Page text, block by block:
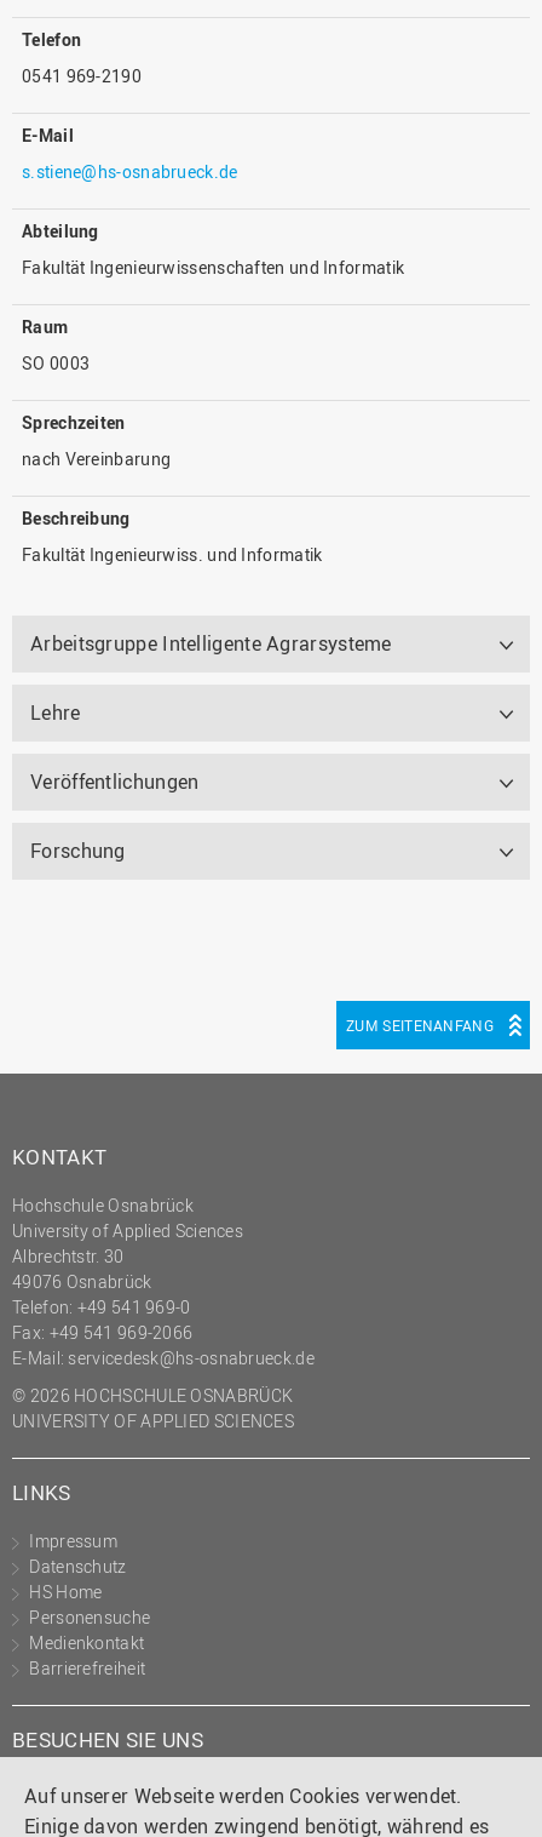
Auf unserer Webseite werden Cookies verwendet.
Einige davon werden zwingend benötigt, während es
Telefon
0541 969-2190
E-Mail
s.stiene@hs-osnabrueck.de
Abteilung
Fakultät Ingenieurwissenschaften und Informatik
Raum
SO 0003
Sprechzeiten
nach Vereinbarung
Beschreibung
Fakultät Ingenieurwiss. und Informatik
Arbeitsgruppe Intelligente Agrarsysteme
Lehre
Veröffentlichungen
Forschung
ZUM SEITENANFANG
KONTAKT
Hochschule Osnabrück
University of Applied Sciences
Albrechtstr. 30
49076 Osnabrück
Telefon: +49 541 969-0
Fax: +49 541 969-2066
E-Mail: servicedesk@hs-osnabrueck.de
© 2026 HOCHSCHULE OSNABRÜCK
UNIVERSITY OF APPLIED SCIENCES
LINKS
Impressum
Datenschutz
HS Home
Personensuche
Medienkontakt
Barrierefreiheit
BESUCHEN SIE UNS
Instagram
TiktokLinkedIn
YouTube
Facebook